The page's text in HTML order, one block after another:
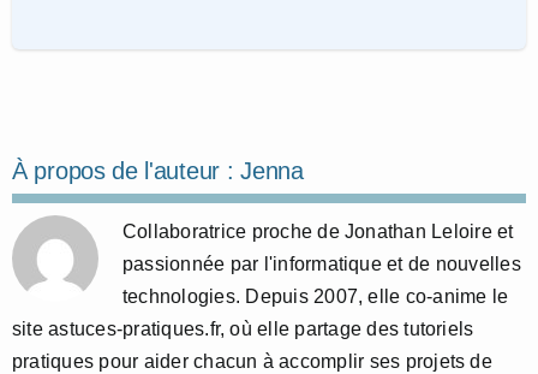
À propos de l'auteur :Jenna
Collaboratrice proche de Jonathan Leloire et
passionnée par l'informatique et de nouvelles
technologies. Depuis 2007, elle co-anime le
site astuces-pratiques.fr, où elle partage des tutoriels
pratiques pour aider chacun à accomplir ses projets de